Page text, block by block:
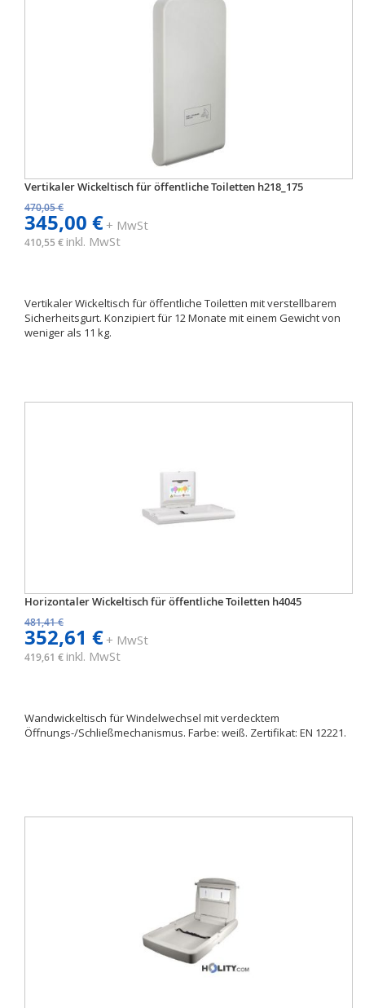
Vertikaler Wickeltisch für öffentliche Toiletten h218_175
470,05 €
345,00 €+ MwSt
410,55 € inkl. MwSt
Vertikaler Wickeltisch für öffentliche Toiletten mit verstellbarem
Sicherheitsgurt. Konzipiert für 12 Monate mit einem Gewicht von
weniger als 11 kg.
Horizontaler Wickeltisch für öffentliche Toiletten h4045
481,41 €
352,61 €+ MwSt
419,61 € inkl. MwSt
Wandwickeltisch für Windelwechsel mit verdecktem
Öffnungs-/Schließmechanismus. Farbe: weiß. Zertifikat: EN 12221.